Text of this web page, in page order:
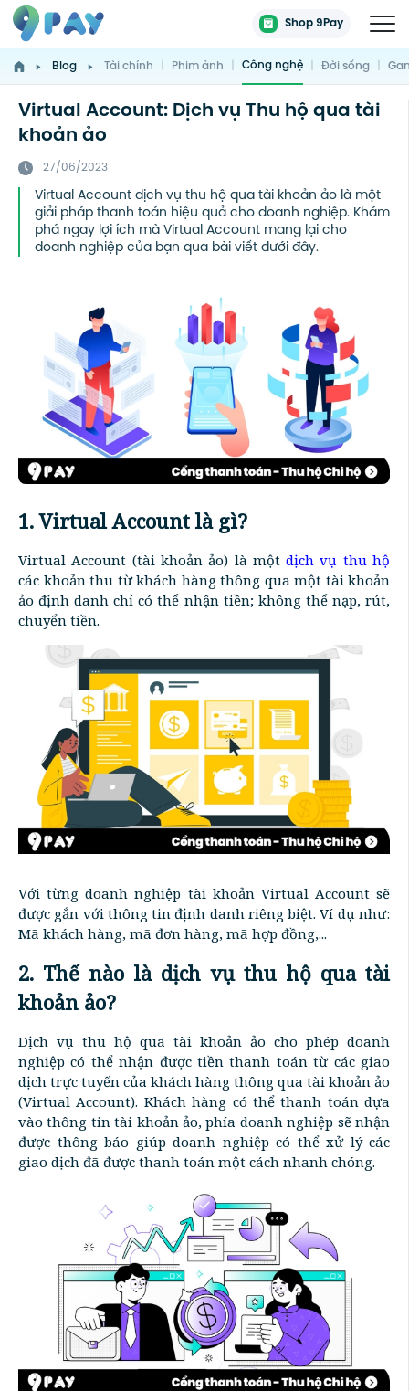
Shop 9Pay
Blog Tài chính | Phim ảnh | Công nghệ | Đời sống |
Virtual Account: Dịch vụ Thu hộ qua tài
khoản ảo
27/06/2023
Virtual Account dịch vụ thu hộ qua tài khoản ảo là một
giải pháp thanh toán hiệu quả cho doanh nghiệp. Khám
phá ngay lợi ích mà Virtual Account mang lại cho
doanh nghiệp của bạn qua bài viết dưới đây.
1. Virtual Account là gì?
Virtual Account (tài khoản ảo) là mộtdịch vụ thu hộ
các khoản thu từ khách hàng thông qua một tài khoản
ảo định danh chỉ có thể nhận tiền; không thể nạp, rút,
chuyển tiền.
Với từng doanh nghiệp tài khoản Virtual Account sẽ
được gắn với thông tin định danh riêng biệt. Ví dụ như:
Mã khách hàng, mã đơn hàng, mã hợp đồng,...
2. Thế nào là dịch vụ thu hộ qua tài
khoản ảo?
Dịch vụ thu hộ qua tài khoản ảo cho phép doanh
nghiệp có thể nhận được tiền thanh toán từ các giao
dịch trực tuyến của khách hàng thông qua tài khoản ảo
(Virtual Account). Khách hàng có thể thanh toán dựa
vào thông tin tài khoản ảo, phía doanh nghiệp sẽ nhận
được thông báo giúp doanh nghiệp có thể xử lý các
giao dịch đã được thanh toán một cách nhanh chóng.